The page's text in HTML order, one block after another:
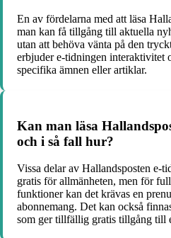
En av fördelarna med att läsa
man kan få tillgång till aktuella
utan att behöva vänta på den
erbjuder e-tidningen interaktivitet
specifika ämnen eller artiklar.
Kan man läsa
och i så fall hur?
Vissa delar av Hallandsposten e-
gratis för allmänheten, men för
funktioner kan det krävas en
abonnemang. Det kan också
som ger tillfällig gratis tillgång till